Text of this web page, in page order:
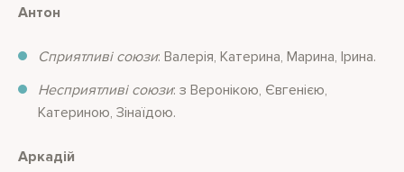
Антон
Сприятливі союзи: Валерія, Катерина, Марина, Ірина.
Несприятливі союзи: з Веронікою, Євгенією,
Катериною, Зінаїдою.
Аркадій